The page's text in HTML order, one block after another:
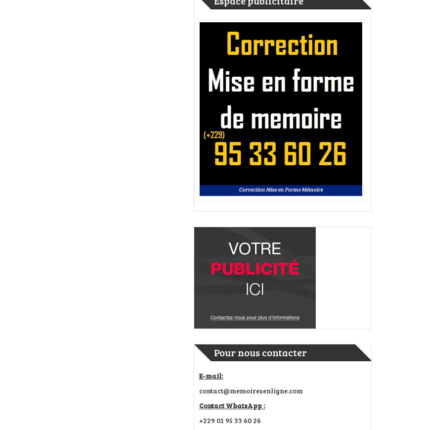
Correction Mise en Forme Mémoire
Pour nous contacter
E-mail:
contact@memoiresenligne.com
Contact WhatsApp :
+229 01 95 33 60 26